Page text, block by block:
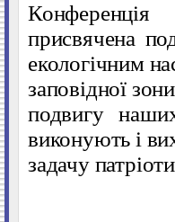
Конференція
присвячена
екологічним
заповідної
подвигу
виконують і
задачу